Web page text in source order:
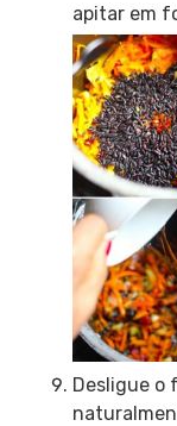
apitar em
Desligue o